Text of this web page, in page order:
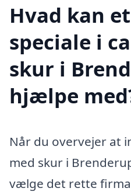
Hvad kan
speciale i
skur i
hjælpe
Når du overvejer at
med skur i
vælge det rette